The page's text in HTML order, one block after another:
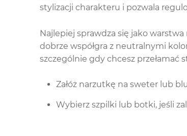
stylizacji charakteru i pozwala
Najlepiej sprawdza się jako
dobrze współgra z neutralnymi
szczególnie gdy chcesz przełamać
Załóż narzutkę na sweter lub
Wybierz szpilki lub botki, jeśli